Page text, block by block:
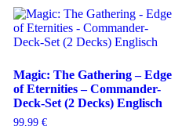
Magic: The Gathering – Edge
of Eternities – Commander-
Deck-Set (2 Decks) Englisch
99,99 €